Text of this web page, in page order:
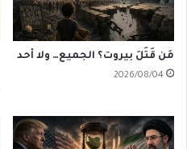
مَن قَتَلَ بيروت؟ الجميع… ولا أحد
2026/08/04